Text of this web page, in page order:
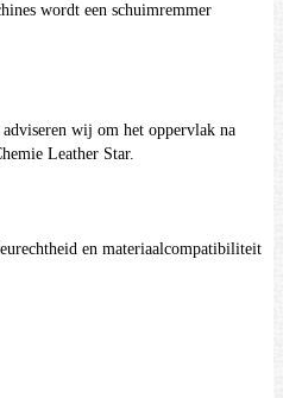
wordt een schuimremmer
wij om het oppervlak na
Leather Star.
en materiaalcompatibiliteit